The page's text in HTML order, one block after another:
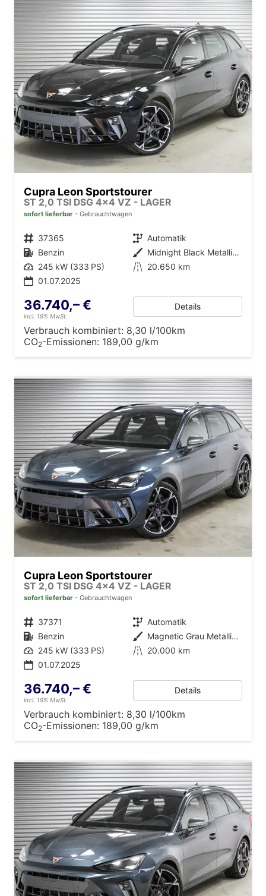
Cupra Leon Sportstourer
ST 2,0 TSI DSG 4x4 VZ - LAGER
sofort lieferbar Gebrauchtwagen
Fahrzeugnr. 37365 Getriebe Automatik
Kraftstoff Benzin Außenfarbe
Midnight Black Metallic (0E)
Leistung 245 kW (333 PS) Kilometerstand 20.650 km
01.07.2025
36.740,– €
incl. 19% MwSt.
Details
Verbrauch kombiniert: 8,30 l/100km
CO2-Emissionen: 189,00 g/km
Cupra Leon Sportstourer
ST 2,0 TSI DSG 4x4 VZ - LAGER
sofort lieferbar Gebrauchtwagen
Fahrzeugnr. 37371 Getriebe Automatik
Kraftstoff Benzin Außenfarbe
Magnetic Grau Metallic (S7)
Leistung 245 kW (333 PS) Kilometerstand 20.000 km
01.07.2025
36.740,– €
incl. 19% MwSt.
Details
Verbrauch kombiniert: 8,30 l/100km
CO2-Emissionen: 189,00 g/km